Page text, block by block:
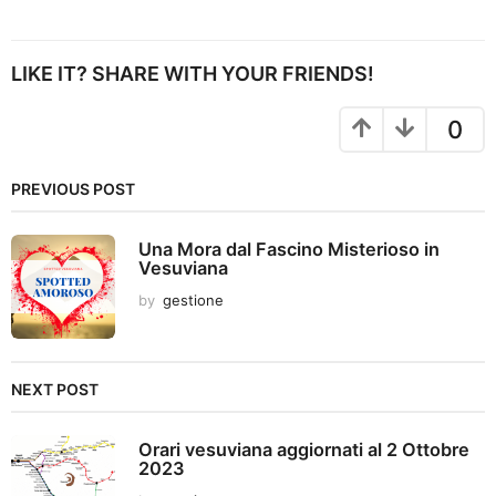
P
n
t
i
o
n
LIKE IT? SHARE WITH YOUR FRIENDS!
0
PREVIOUS POST
Una Mora dal Fascino Misterioso in
Vesuviana
by gestione
NEXT POST
Orari vesuviana aggiornati al 2 Ottobre
2023